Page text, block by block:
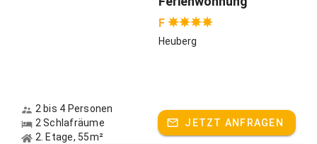
F
Heuberg
2 bis 4 Personen
2 Schlafräume
2. Etage, 55m²
JETZT ANFRAGEN